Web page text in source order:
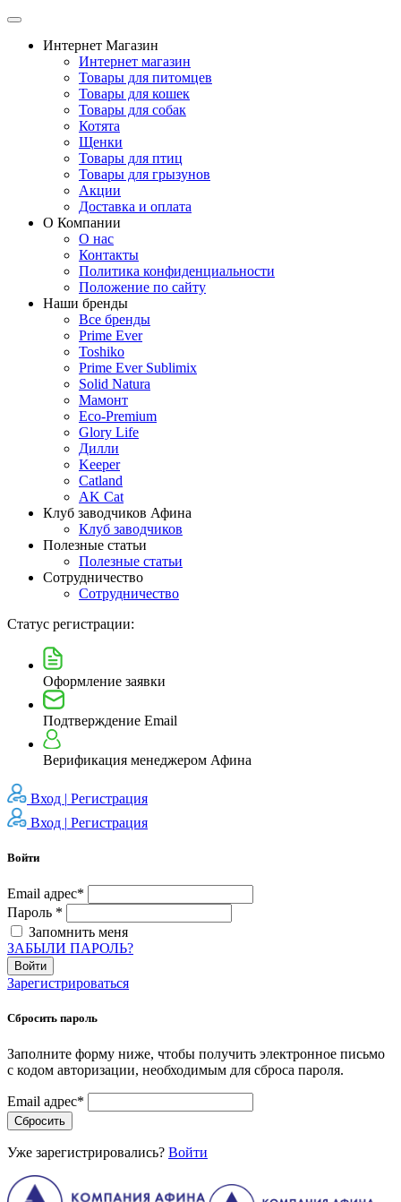
Интернет Магазин
Интернет магазин
Товары для питомцев
Товары для кошек
Товары для собак
Котята
Щенки
Товары для птиц
Товары для грызунов
Акции
Доставка и оплата
О Компании
О нас
Контакты
Политика конфиденциальности
Положение по сайту
Наши бренды
Все бренды
Prime Ever
Toshiko
Prime Ever Sublimix
Solid Natura
Мамонт
Eco-Premium
Glory Life
Дилли
Keeper
Catland
AK Cat
Клуб заводчиков Афина
Клуб заводчиков
Полезные статьи
Полезные статьи
Сотрудничество
Сотрудничество
Статус регистрации:
Оформление заявки
Подтверждение Email
Верификация менеджером Афина
Вход | Регистрация
Вход | Регистрация
Войти
Email адрес*
Пароль *
Запомнить меня
ЗАБЫЛИ ПАРОЛЬ?
Войти
Зарегистрироваться
Сбросить пароль
Заполните форму ниже, чтобы получить электронное письмо
с кодом авторизации, необходимым для сброса пароля.
Email адрес*
Сбросить
Уже зарегистрировались? Войти